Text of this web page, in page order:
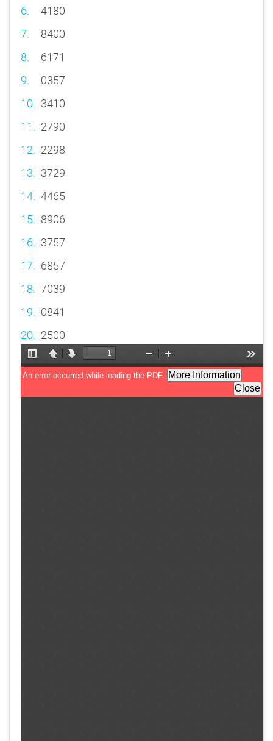
4180
8400
6171
0357
3410
2790
2298
3729
4465
8906
3757
6857
7039
0841
2500